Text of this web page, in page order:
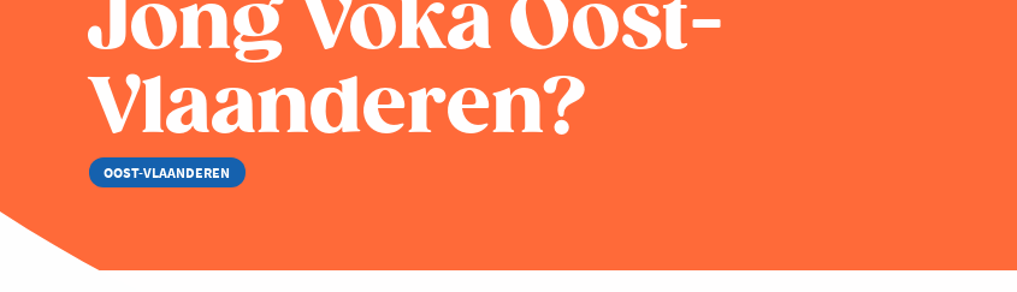
Jong Voka Oost-
Vlaanderen?
OOST-VLAANDEREN